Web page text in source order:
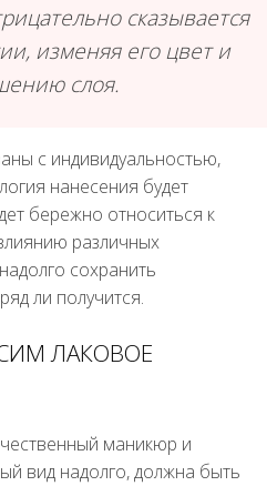
сказывается
изменяя его цвет и
слоя.
с индивидуальностью,
нанесения будет
бережно относиться к
различных
сохранить
ли получится.
ЛАКОВОЕ
маникюр и
вид надолго, должна быть